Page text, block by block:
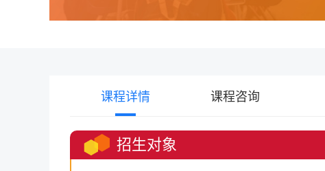
课程详情 课程咨询
招生对象